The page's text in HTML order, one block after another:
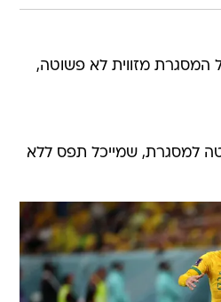
המסגרת מזווית לא פשוטה,
למסגרת, שמייכל תפס ללא